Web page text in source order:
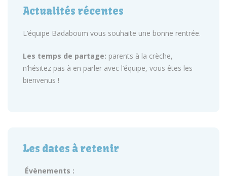
Actualités récentes
L’équipe Badaboum vous souhaite une bonne rentrée.
Les temps de partage: parents à la crèche,
n’hésitez pas à en parler avec l’équipe, vous êtes les
bienvenus !
Les dates à retenir
Évènements :